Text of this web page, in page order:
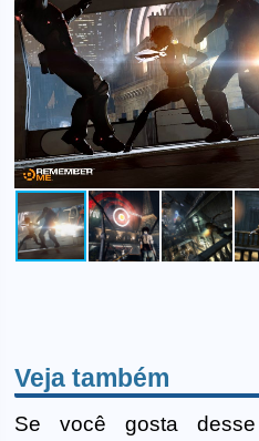
Veja também
Se você gosta desse